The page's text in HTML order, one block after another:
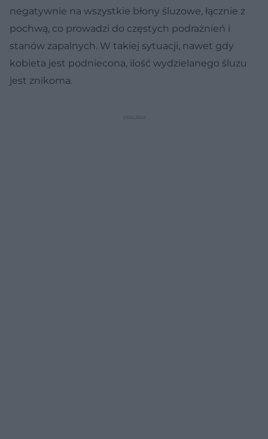
negatywnie na wszystkie błony śluzowe, łącznie z
pochwą, co prowadzi do częstych podrażnień i
stanów zapalnych. W takiej sytuacji, nawet gdy
kobieta jest podniecona, ilość wydzielanego śluzu
jest znikoma.